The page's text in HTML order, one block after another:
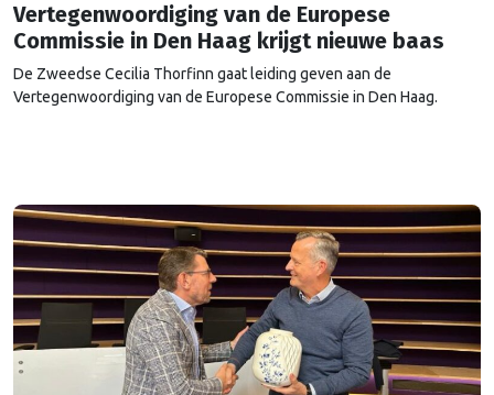
Vertegenwoordiging van de Europese
Commissie in Den Haag krijgt nieuwe baas
De Zweedse Cecilia Thorfinn gaat leiding geven aan de
Vertegenwoordiging van de Europese Commissie in Den Haag.